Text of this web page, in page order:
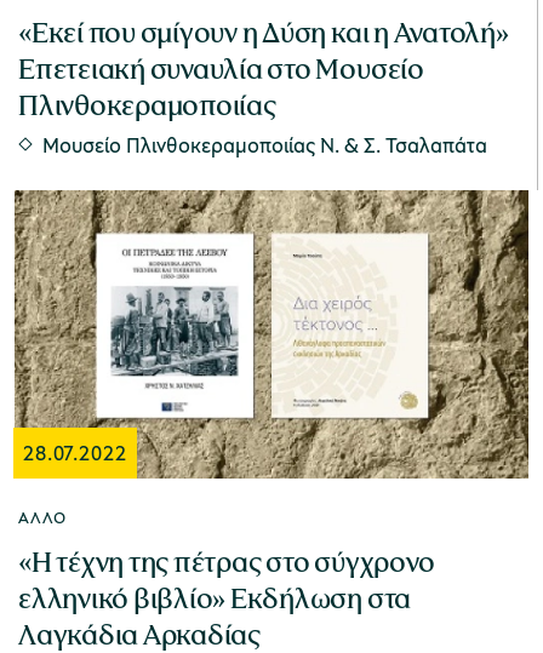
«Εκεί που σμίγουν η Δύση και η Ανατολή»
Επετειακή συναυλία στο Μουσείο
Πλινθοκεραμοποιίας
Μουσείο Πλινθοκεραμοποιίας N. & Σ. Τσαλαπάτα
28.07.2022
ΆΛΛΟ
«Η τέχνη της πέτρας στο σύγχρονο
ελληνικό βιβλίο» Εκδήλωση στα
Λαγκάδια Αρκαδίας